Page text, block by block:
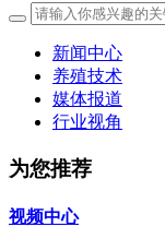
新闻中心
养殖技术
媒体报道
行业视角
为您推荐
视频中心